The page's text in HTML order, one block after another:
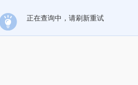
正在查询中，请刷新重试